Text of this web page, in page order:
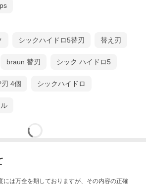
シックハイドロ5替刃 替え刃
braun 替刃 シック ハイドロ5
4個 シックハイドロ
には万全を期しておりますが、その内容の正確